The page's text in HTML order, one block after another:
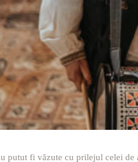
putut fi văzute cu prilejul celei